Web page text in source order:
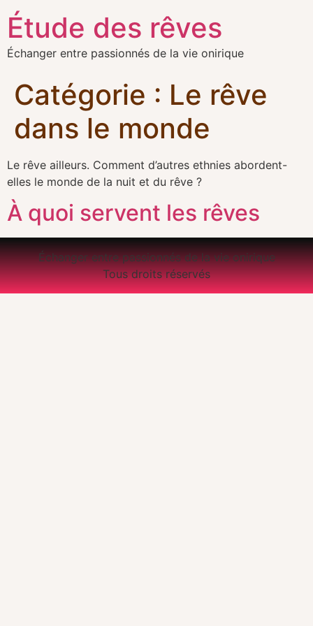
Étude des rêves
Échanger entre passionnés de la vie onirique
Catégorie : Le rêve
dans le monde
Le rêve ailleurs. Comment d’autres ethnies abordent-
elles le monde de la nuit et du rêve ?
À quoi servent les rêves
Échanger entre passionnés de la vie onirique
Tous droits réservés